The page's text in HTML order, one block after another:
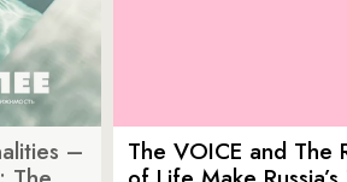
–
The VOICE and The